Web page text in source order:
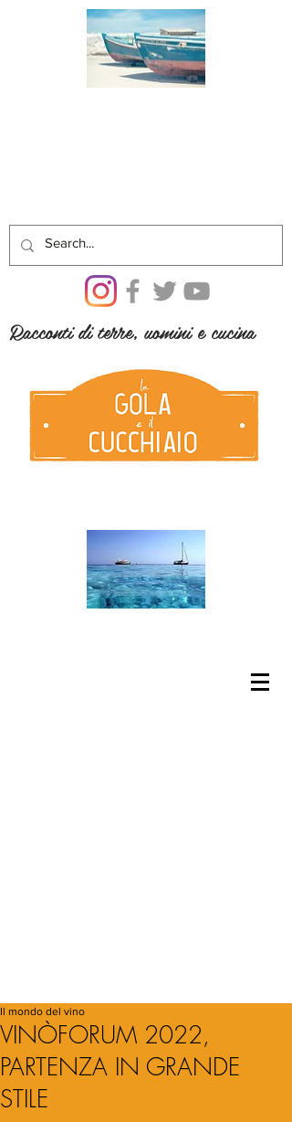
Racconti di terre, uomini e cucina
VINÒFORUM 2022,
PARTENZA IN GRANDE
STILE
Il mondo del vino